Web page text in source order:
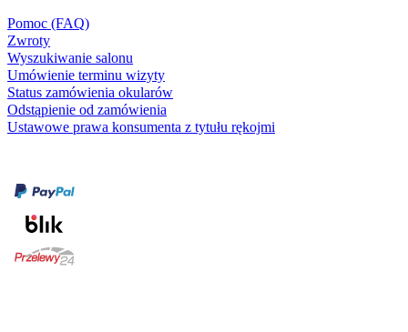
Pomoc (FAQ)
Zwroty
Wyszukiwanie salonu
Umówienie terminu wizyty
Status zamówienia okularów
Odstąpienie od zamówienia
Ustawowe prawa konsumenta z tytułu rękojmi